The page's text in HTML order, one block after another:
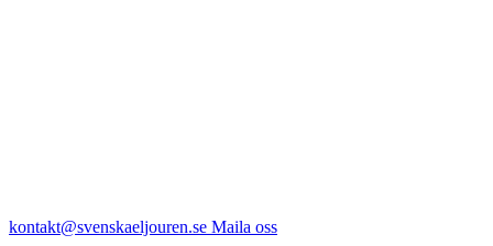
kontakt@svenskaeljouren.se Maila oss